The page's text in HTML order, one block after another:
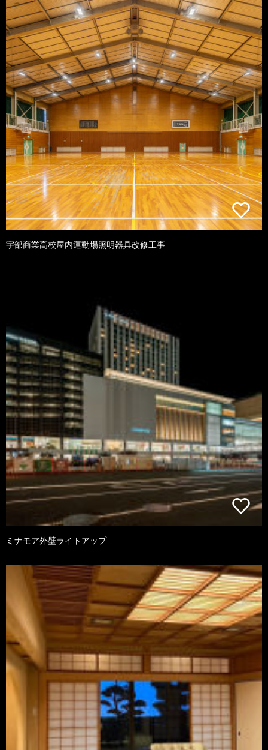
宇部商業高校屋内運動場照明器具改修工事
ミナモア外壁ライトアップ